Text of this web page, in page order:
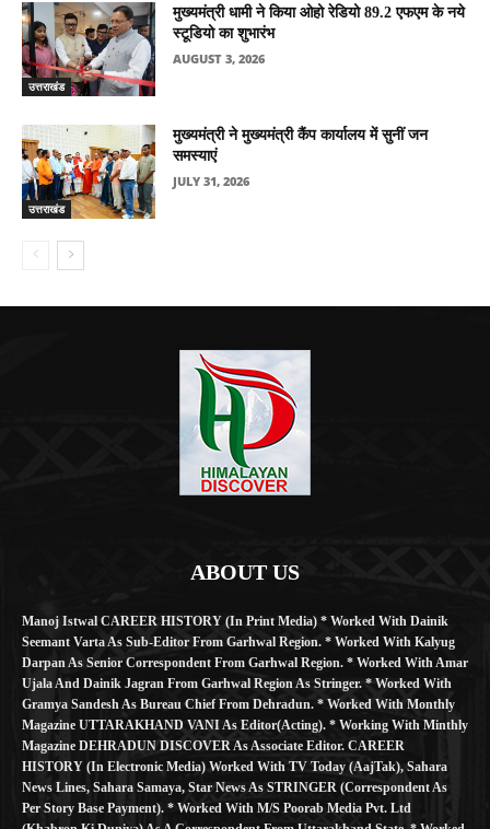
उत्तराखंड
मुख्यमंत्री धामी ने किया ओहो रेडियो 89.2 एफएम के नये
स्टूडियो का शुभारंभ
AUGUST 3, 2026
उत्तराखंड
मुख्यमंत्री ने मुख्यमंत्री कैंप कार्यालय में सुनीं जन
समस्याएं
JULY 31, 2026
ABOUT US
Manoj Istwal CAREER HISTORY (in Print Media) * Worked With Dainik
Seemant Varta As Sub-Editor From Garhwal Region. * Worked With Kalyug
Darpan As Senior Correspondent From Garhwal Region. * Worked With Amar
Ujala And Dainik Jagran From Garhwal Region As Stringer. * Worked With
Gramya Sandesh As Bureau Chief From Dehradun. * Worked With Monthly
Magazine UTTARAKHAND VANI As Editor(Acting). * Working With Minthly
Magazine DEHRADUN DISCOVER As Associate Editor. CAREER
HISTORY (in Electronic Media) Worked With TV Today (AajTak), Sahara
News Lines, Sahara Samaya, Star News As STRINGER (Correspondent As
Per Story Base Payment). * Worked With M/S Poorab Media Pvt. Ltd